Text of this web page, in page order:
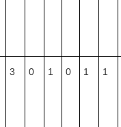
3 0 1 0 1 1